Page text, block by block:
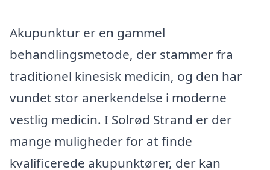
Akupunktur er en gammel
behandlingsmetode, der stammer fra
traditionel kinesisk medicin, og den har
vundet stor anerkendelse i moderne
vestlig medicin. I Solrød Strand er der
mange muligheder for at finde
kvalificerede akupunktører, der kan